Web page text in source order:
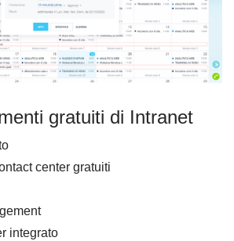
gratuiti di Intranet
center gratuiti
integrato